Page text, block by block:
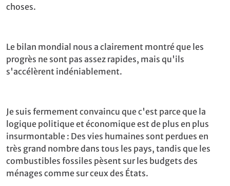
choses.
Le bilan mondial nous a clairement montré que les
progrès ne sont pas assez rapides, mais qu'ils
s'accélèrent indéniablement.
Je suis fermement convaincu que c'est parce que la
logique politique et économique est de plus en plus
insurmontable : Des vies humaines sont perdues en
très grand nombre dans tous les pays, tandis que les
combustibles fossiles pèsent sur les budgets des
ménages comme sur ceux des États.